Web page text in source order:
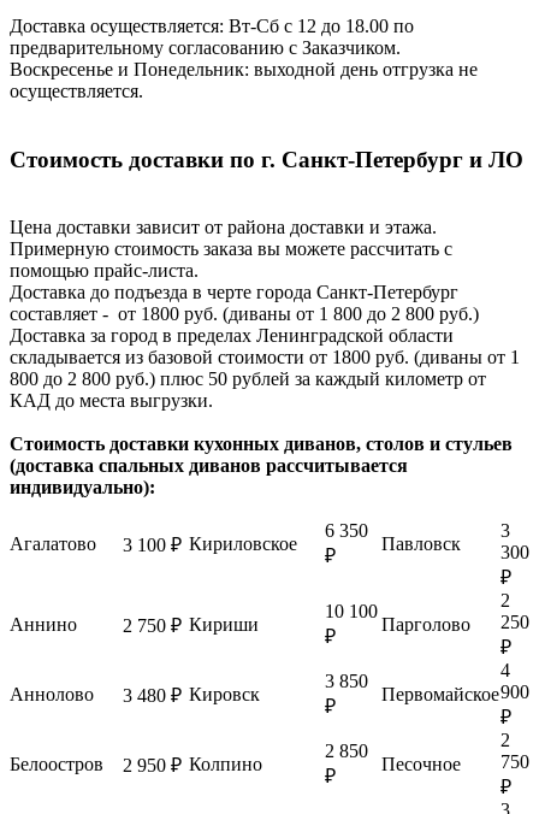
Доставка осуществляется: Вт-Сб с 12 до 18.00 по
предварительному согласованию с Заказчиком.
Воскресенье и Понедельник: выходной день отгрузка не
осуществляется.
Стоимость доставки по г. Санкт-Петербург и ЛО
Цена доставки зависит от района доставки и этажа.
Примерную стоимость заказа вы можете рассчитать с
помощью прайс-листа.
Доставка до подъезда в черте города Санкт-Петербург
составляет - от 1800 руб. (диваны от 1 800 до 2 800 руб.)
Доставка за город в пределах Ленинградской области
складывается из базовой стоимости от 1800 руб. (диваны от 1
800 до 2 800 руб.) плюс 50 рублей за каждый километр от
КАД до места выгрузки.
Стоимость доставки кухонных диванов, столов и стульев
(доставка спальных диванов рассчитывается
индивидуально):
Агалатово 3 100 ₽ Кириловское
6 350
₽
Павловск
3
300
₽
Аннино 2 750 ₽ Кириши
10 100
₽
Парголово
2
250
₽
Аннолово 3 480 ₽ Кировск
3 850
₽
Первомайское
4
900
₽
Белоостров 2 950 ₽ Колпино
2 850
₽
Песочное
2
750
₽